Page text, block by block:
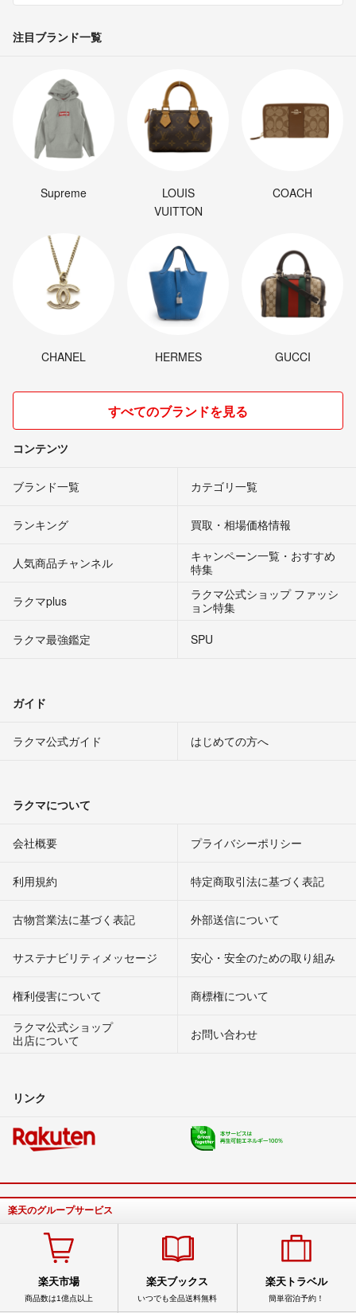
注目ブランド一覧
Supreme
LOUIS
VUITTON
COACH
CHANEL HERMES GUCCI
すべてのブランドを見る
コンテンツ
ブランド一覧 カテゴリ一覧
ランキング 買取・相場価格情報
人気商品チャンネル
キャンペーン一覧・おすすめ
特集
ラクマplus
ラクマ公式ショップ ファッシ
ョン特集
ラクマ最強鑑定
SPU
ガイド
ラクマ公式ガイド はじめての方へ
ラクマについて
会社概要 プライバシーポリシー
利用規約 特定商取引法に基づく表記
古物営業法に基づく表記 外部送信について
サステナビリティメッセージ 安心・安全のための取り組み
権利侵害について
商標権について
ラクマ公式ショップ
出店について
お問い合わせ
リンク
楽天のグループサービス
楽天市場
商品数は1億点以上
楽天ブックス
いつでも全品送料無料
楽天トラベル
簡単宿泊予約！